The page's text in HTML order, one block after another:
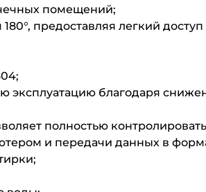
помещений;
предоставляя легкий
эксплуатацию благодаря
полностью
и передачи данных в